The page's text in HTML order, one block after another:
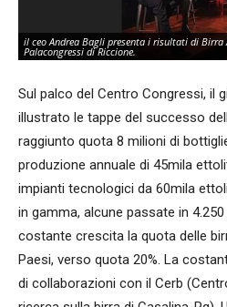
il ceo Andrea Bagli presenta i risultati di Birra
Palacongressi di Riccione.
Sul palco del Centro Congressi, il
illustrato le tappe del successo
raggiunto quota 8 milioni di
produzione annuale di 45mila
impianti tecnologici da 60mila
in gamma, alcune passate in
costante crescita la quota delle
Paesi, verso quota 20%. La
di collaborazioni con il Cerb